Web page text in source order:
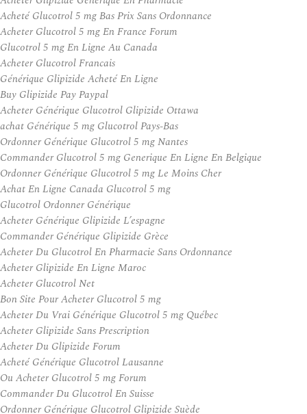
Acheté Glucotrol 5 mg Bas Prix Sans Ordonnance
Acheter Glucotrol 5 mg En France Forum
Glucotrol 5 mg En Ligne Au Canada
Acheter Glucotrol Francais
Générique Glipizide Acheté En Ligne
Buy Glipizide Pay Paypal
Acheter Générique Glucotrol Glipizide Ottawa
achat Générique 5 mg Glucotrol Pays-Bas
Ordonner Générique Glucotrol 5 mg Nantes
Commander Glucotrol 5 mg Generique En Ligne En Belgique
Ordonner Générique Glucotrol 5 mg Le Moins Cher
Achat En Ligne Canada Glucotrol 5 mg
Glucotrol Ordonner Générique
Acheter Générique Glipizide L’espagne
Commander Générique Glipizide Grèce
Acheter Du Glucotrol En Pharmacie Sans Ordonnance
Acheter Glipizide En Ligne Maroc
Acheter Glucotrol Net
Bon Site Pour Acheter Glucotrol 5 mg
Acheter Du Vrai Générique Glucotrol 5 mg Québec
Acheter Glipizide Sans Prescription
Acheter Du Glipizide Forum
Acheté Générique Glucotrol Lausanne
Ou Acheter Glucotrol 5 mg Forum
Commander Du Glucotrol En Suisse
Ordonner Générique Glucotrol Glipizide Suède